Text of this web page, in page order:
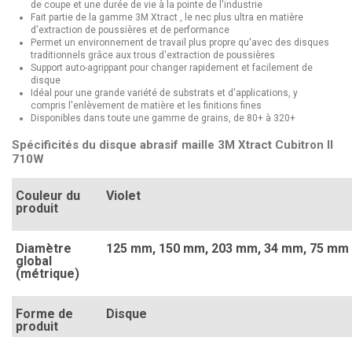
de coupe et une durée de vie à la pointe de l'industrie
Fait partie de la gamme 3M Xtract , le nec plus ultra en matière
d'extraction de poussières et de performance
Permet un environnement de travail plus propre qu'avec des disques
traditionnels grâce aux trous d'extraction de poussières
Support auto-agrippant pour changer rapidement et facilement de
disque
Idéal pour une grande variété de substrats et d'applications, y
compris l'enlèvement de matière et les finitions fines
Disponibles dans toute une gamme de grains, de 80+ à 320+
Spécificités du disque abrasif maille 3M Xtract Cubitron II
710W
Couleur du
produit
Violet
Diamètre
global
(métrique)
125 mm, 150 mm, 203 mm, 34 mm, 75 mm
Forme de
produit
Disque